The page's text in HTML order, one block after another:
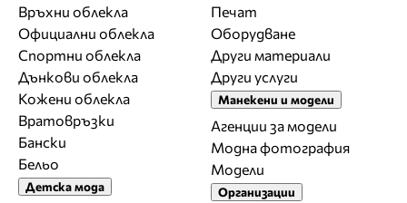
Връхни облекла
Официални облекла
Спортни облекла
Дънкови облекла
Кожени облекла
Вратовръзки
Бански
Бельо
Детска мода
Печат
Оборудване
Други материали
Други услуги
Манекени и модели
Агенции за модели
Модна фотография
Модели
Организации